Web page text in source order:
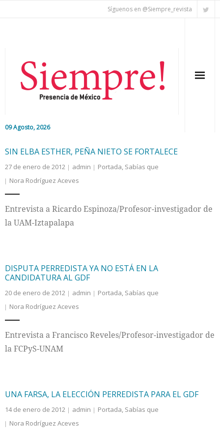
Síguenos en @Siempre_revista
09 Agosto, 2026
Editorial
Cultura
SIN ELBA ESTHER, PEÑA NIETO SE FORTALECE
27 de enero de 2012 admin Portada, Sabías que
Nora Rodríguez Aceves
Entrevista a Ricardo Espinoza/Profesor-investigador de
la UAM-Iztapalapa
DISPUTA PERREDISTA YA NO ESTÁ EN LA
CANDIDATURA AL GDF
20 de enero de 2012 admin Portada, Sabías que
Nora Rodríguez Aceves
Entrevista a Francisco Reveles/Profesor-investigador de
la FCPyS-UNAM
UNA FARSA, LA ELECCIÓN PERREDISTA PARA EL GDF
14 de enero de 2012 admin Portada, Sabías que
Nora Rodríguez Aceves